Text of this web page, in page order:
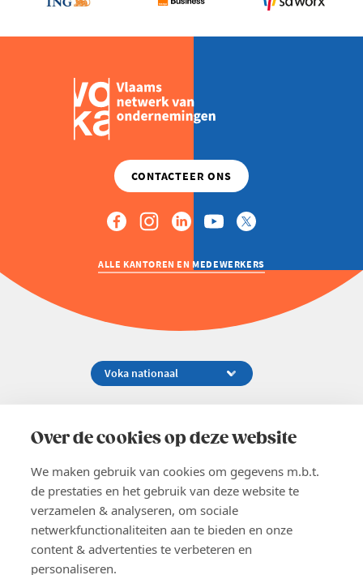
Over de cookies op deze website
We maken gebruik van cookies om gegevens m.b.t.
de prestaties en het gebruik van deze website te
verzamelen & analyseren, om sociale
netwerkfunctionaliteiten aan te bieden en onze
content & advertenties te verbeteren en
personaliseren.
ALLE KANTOREN EN MEDEWERKERS
02 229 81 11
EN